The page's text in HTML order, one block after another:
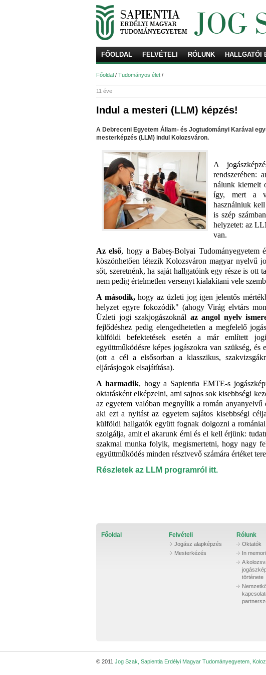
FŐOLDAL FELVÉTELI RÓLUNK HALLGATÓI
Főoldal / Tudományos élet /
11 éve
Indul a mesteri (LLM) képzés!
A Debreceni Egyetem Állam- és Jogtudományi Karával
mesterképzés (LLM) indul Kolozsváron.
A
rendszerében:
nálunk kiemelt
így, mert a
használniuk
is szép
helyzetet: az
van.
Az első, hogy a Babeș-Bolyai Tudományegyetem
köszönhetően létezik Kolozsváron magyar nyelvű
sőt, szeretnénk, ha saját hallgatóink egy része is ott
nem pedig értelmetlen versenyt kialakítani vele
A második,hogy az üzleti jog igen jelentős
helyzet egyre fokozódik" (ahogy Virág elvtárs
Üzleti jogi szakjogászoknál az angol nyelv
fejlődéshez pedig elengedhetetlen a megfelelő
külföldi befektetések esetén a már említett
együttműködésre képes jogászokra van szükség,
(ott a cél a elsősorban a klasszikus,
eljárásjogok elsajátítása).
A harmadik, hogy a Sapientia EMTE-s
oktatásként elképzelni, ami sajnos sok kisebbségi
az egyetem valóban megnyílik a román
aki ezt a nyitást az egyetem sajátos kisebbségi
külföldi hallgatók együtt fognak dolgozni a
szolgálja, amit el akarunk érni és el kell érjünk:
szakmai munka folyik, megismertetni, hogy nagy
együttműködés minden résztvevő számára értéket
Részletek az LLM programról itt.
Főoldal Felvételi
Jogász alapképzés
Mesterkézés
Rólunk
Oktatók
In
A
története
© 2011 Jog Szak, Sapientia Erdélyi Magyar Tudományegyetem,